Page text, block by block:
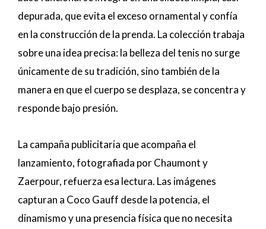
depurada, que evita el exceso ornamental y confía
en la construcción de la prenda. La colección trabaja
sobre una idea precisa: la belleza del tenis no surge
únicamente de su tradición, sino también de la
manera en que el cuerpo se desplaza, se concentra y
responde bajo presión.
La campaña publicitaria que acompaña el
lanzamiento, fotografiada por Chaumont y
Zaerpour, refuerza esa lectura. Las imágenes
capturan a Coco Gauff desde la potencia, el
dinamismo y una presencia física que no necesita